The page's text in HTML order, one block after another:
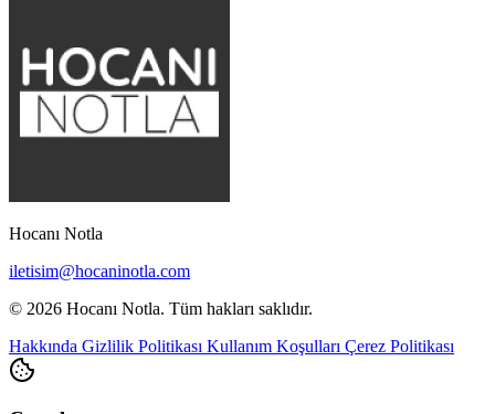
Hocanı Notla
iletisim@hocaninotla.com
© 2026 Hocanı Notla. Tüm hakları saklıdır.
Hakkında Gizlilik Politikası Kullanım Koşulları Çerez Politikası